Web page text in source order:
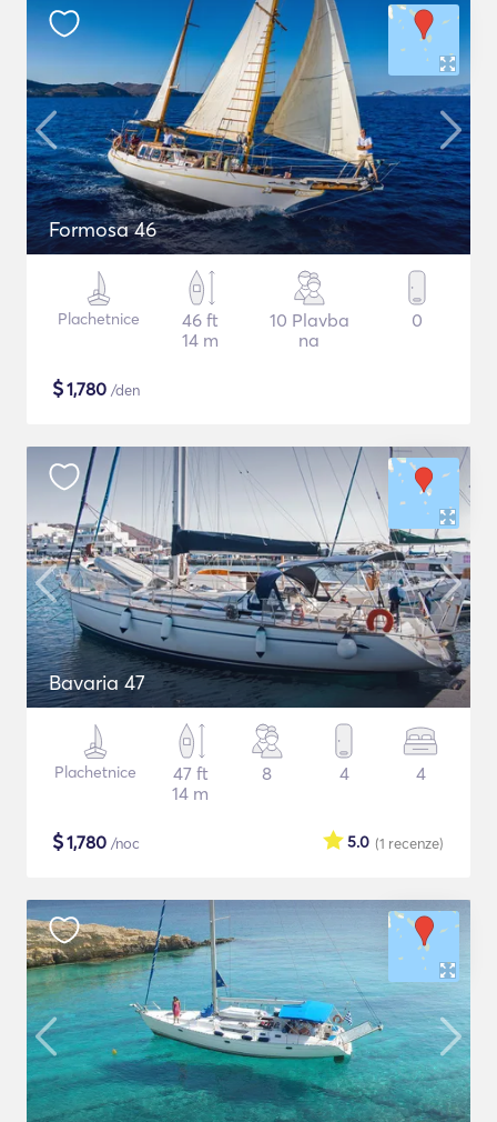
Formosa 46
Plachetnice
46 ft
14 m
10 Plavba
na
0
$1,780 /den
Bavaria 47
Plachetnice
47 ft
14 m
8 4 4
$1,780 /noc (1 recenze)
5.0